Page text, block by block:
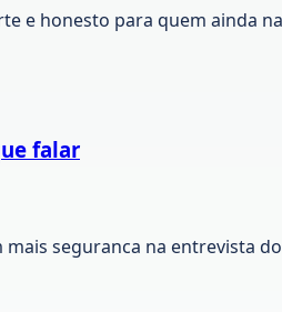
e honesto para quem ainda
falar
seguranca na entrevista